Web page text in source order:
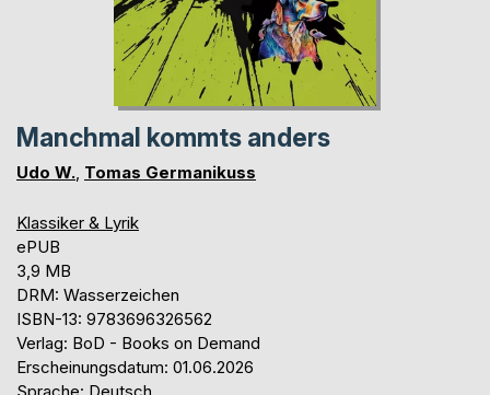
Manchmal kommts anders
Udo W. Tomas Germanikuss
Klassiker & Lyrik
ePUB
3,9 MB
DRM: Wasserzeichen
ISBN-13: 9783696326562
Verlag: BoD - Books on Demand
Erscheinungsdatum: 01.06.2026
Sprache: Deutsch